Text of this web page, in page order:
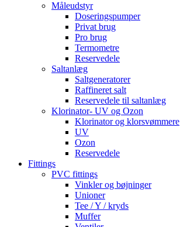
Måleudstyr
Doseringspumper
Privat brug
Pro brug
Termometre
Reservedele
Saltanlæg
Saltgeneratorer
Raffineret salt
Reservedele til saltanlæg
Klorinator- UV og Ozon
Klorinator og klorsvømmere
UV
Ozon
Reservedele
Fittings
PVC fittings
Vinkler og bøjninger
Unioner
Tee / Y / kryds
Muffer